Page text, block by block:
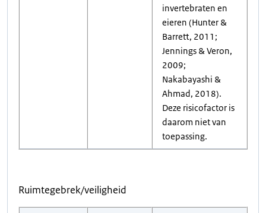
invertebraten en
eieren (Hunter &
Barrett, 2011;
Jennings & Veron,
2009;
Nakabayashi &
Ahmad, 2018).
Deze risicofactor is
daarom niet van
toepassing.
Ruimtegebrek/veiligheid